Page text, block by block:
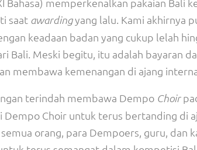
saat awardingyang lalu. Kami akhirnya
keadaan badan yang cukup lelah
Bali. Meski begitu, itu adalah bayaran
membawa kemenangan di ajang
terindah membawa Dempo Choir
Choir untuk terus bertanding di
orang, para Dempoers, guru, dan